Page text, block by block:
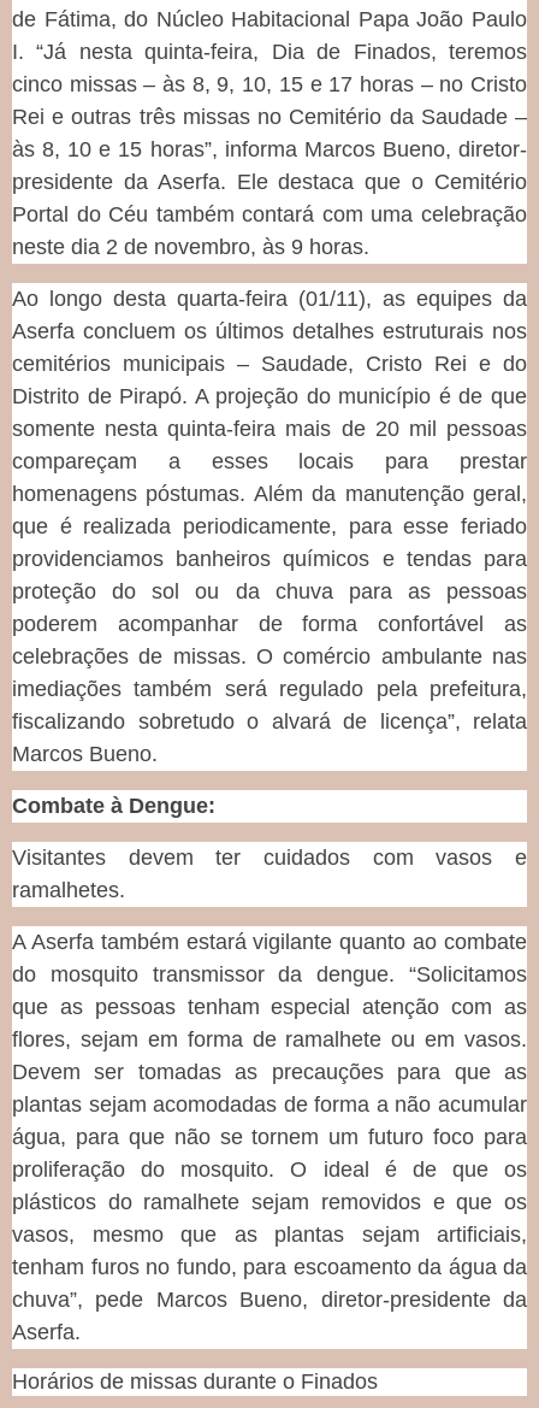
de Fátima, do Núcleo Habitacional Papa João Paulo
I. “Já nesta quinta-feira, Dia de Finados, teremos
cinco missas – às 8, 9, 10, 15 e 17 horas – no Cristo
Rei e outras três missas no Cemitério da Saudade –
às 8, 10 e 15 horas”, informa Marcos Bueno, diretor-
presidente da Aserfa. Ele destaca que o Cemitério
Portal do Céu também contará com uma celebração
neste dia 2 de novembro, às 9 horas.
Ao longo desta quarta-feira (01/11), as equipes da
Aserfa concluem os últimos detalhes estruturais nos
cemitérios municipais – Saudade, Cristo Rei e do
Distrito de Pirapó. A projeção do município é de que
somente nesta quinta-feira mais de 20 mil pessoas
compareçam a esses locais para prestar
homenagens póstumas. Além da manutenção geral,
que é realizada periodicamente, para esse feriado
providenciamos banheiros químicos e tendas para
proteção do sol ou da chuva para as pessoas
poderem acompanhar de forma confortável as
celebrações de missas. O comércio ambulante nas
imediações também será regulado pela prefeitura,
fiscalizando sobretudo o alvará de licença”, relata
Marcos Bueno.
Combate à Dengue:
Visitantes devem ter cuidados com vasos e
ramalhetes.
A Aserfa também estará vigilante quanto ao combate
do mosquito transmissor da dengue. “Solicitamos
que as pessoas tenham especial atenção com as
flores, sejam em forma de ramalhete ou em vasos.
Devem ser tomadas as precauções para que as
plantas sejam acomodadas de forma a não acumular
água, para que não se tornem um futuro foco para
proliferação do mosquito. O ideal é de que os
plásticos do ramalhete sejam removidos e que os
vasos, mesmo que as plantas sejam artificiais,
tenham furos no fundo, para escoamento da água da
chuva”, pede Marcos Bueno, diretor-presidente da
Aserfa.
Horários de missas durante o Finados